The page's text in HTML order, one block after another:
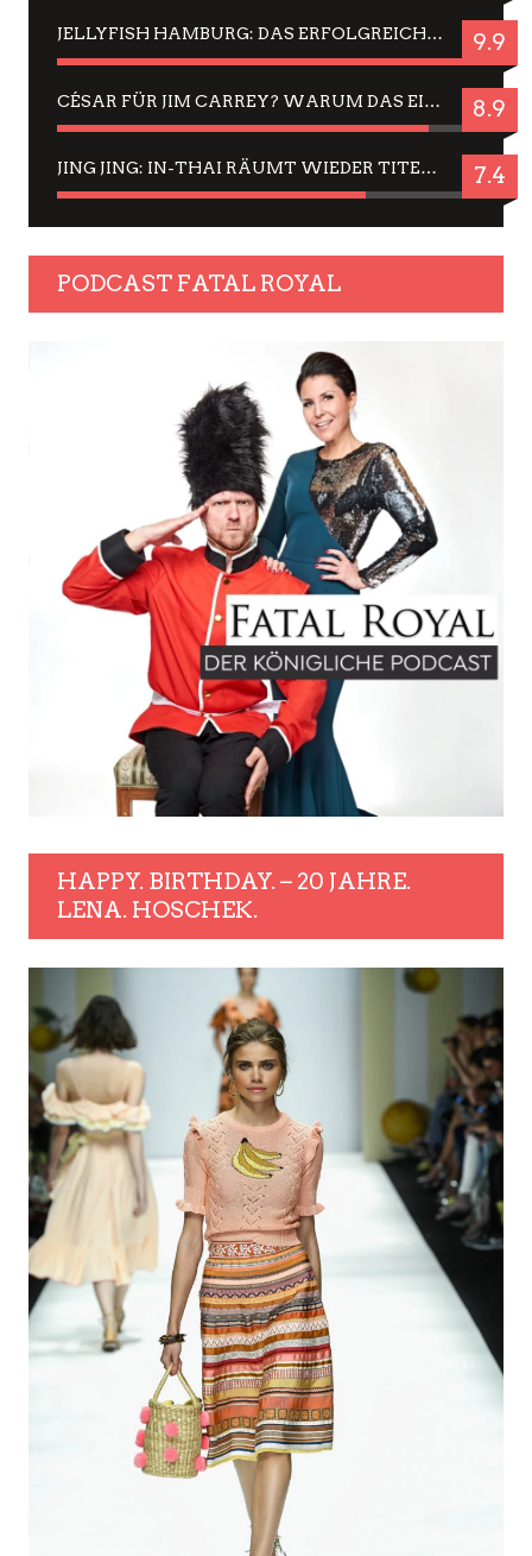
JELLYFISH HAMBURG: DAS ERFOLGREICHE SOMMER-MENÜ 2025 IN GEFÜHLEN UND BILDERN 9.9
CÉSAR FÜR JIM CARREY? WARUM DAS EINER DER NERVIGSTEN ACTORS IST UND BLEIBT 8.9
JING JING: IN-THAI RÄUMT WIEDER TITEL AB – EIN ZWEI-STUNDEN-ERLEBNISBERICHT 7.4
PODCAST FATAL ROYAL
HAPPY. BIRTHDAY. – 20 JAHRE.
LENA. HOSCHEK.